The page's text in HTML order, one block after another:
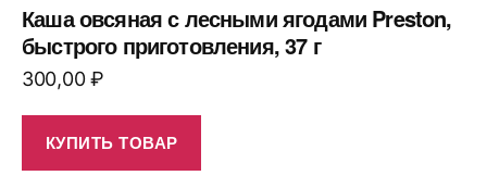
Каша овсяная с лесными ягодами Preston,
быстрого приготовления, 37 г
300,00₽
КУПИТЬ ТОВАР